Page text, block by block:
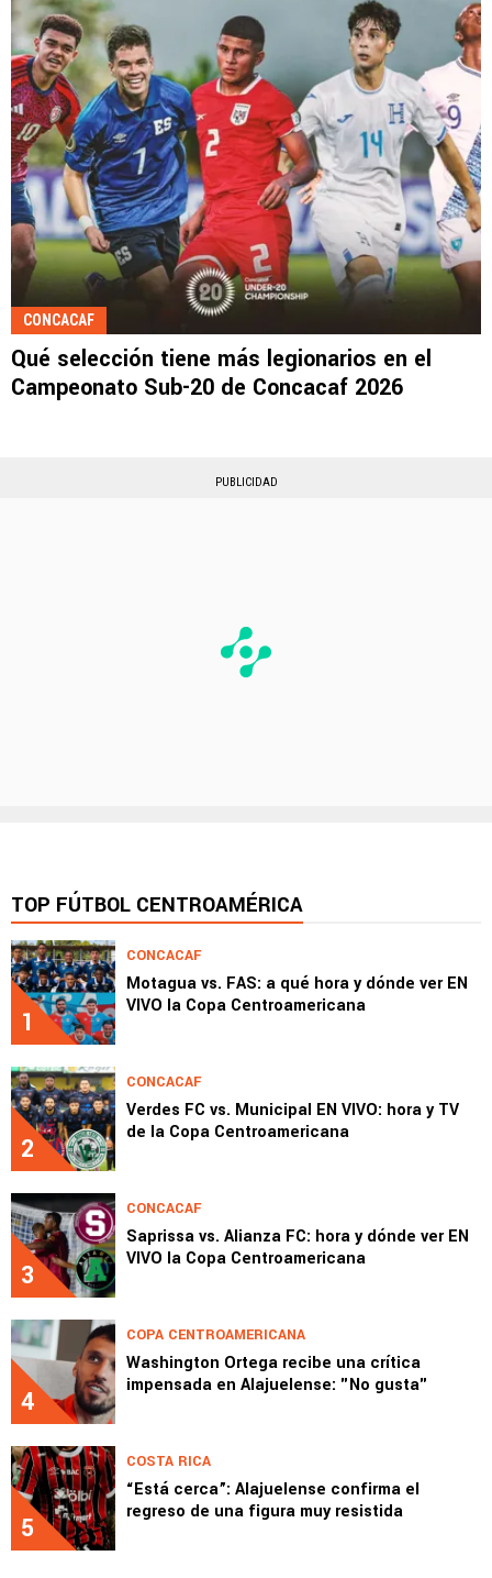
CONCACAF
Qué selección tiene más legionarios en el
Campeonato Sub-20 de Concacaf 2026
PUBLICIDAD
TOP FÚTBOL CENTROAMÉRICA
1
CONCACAF
Motagua vs. FAS: a qué hora y dónde ver EN
VIVO la Copa Centroamericana
2
CONCACAF
Verdes FC vs. Municipal EN VIVO: hora y TV
de la Copa Centroamericana
3
CONCACAF
Saprissa vs. Alianza FC: hora y dónde ver EN
VIVO la Copa Centroamericana
4
COPA CENTROAMERICANA
Washington Ortega recibe una crítica
impensada en Alajuelense: "No gusta"
5
COSTA RICA
“Está cerca”: Alajuelense confirma el
regreso de una figura muy resistida